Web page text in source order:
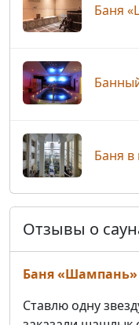
Баня
Баня в
Отзывы о
Баня «Шампань»
Ставлю одну